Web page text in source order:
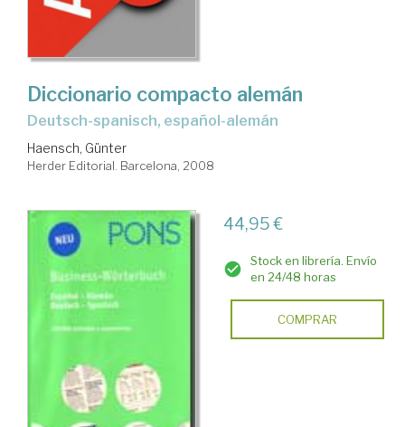
Diccionario compacto alemán
deutsch-spanisch, español-alemán
Haensch, Günter
Herder Editorial. Barcelona, 2008
44,95 €
Stock en librería. Envío
en 24/48 horas
COMPRAR